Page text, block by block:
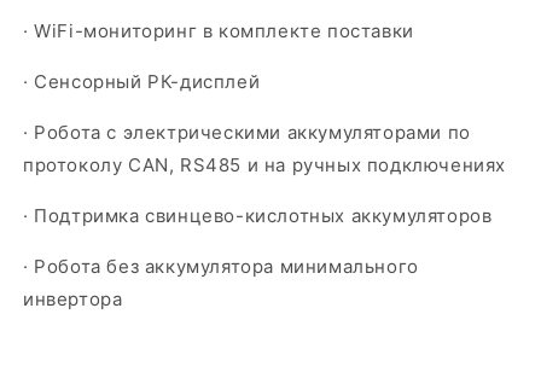
· WiFi-мониторинг в комплекте поставки
· Сенсорный РК-дисплей
· Робота с электрическими аккумуляторами по
протоколу CAN, RS485 и на ручных подключениях
· Подтримка свинцево-кислотных аккумуляторов
· Робота без аккумулятора минимального
инвертора